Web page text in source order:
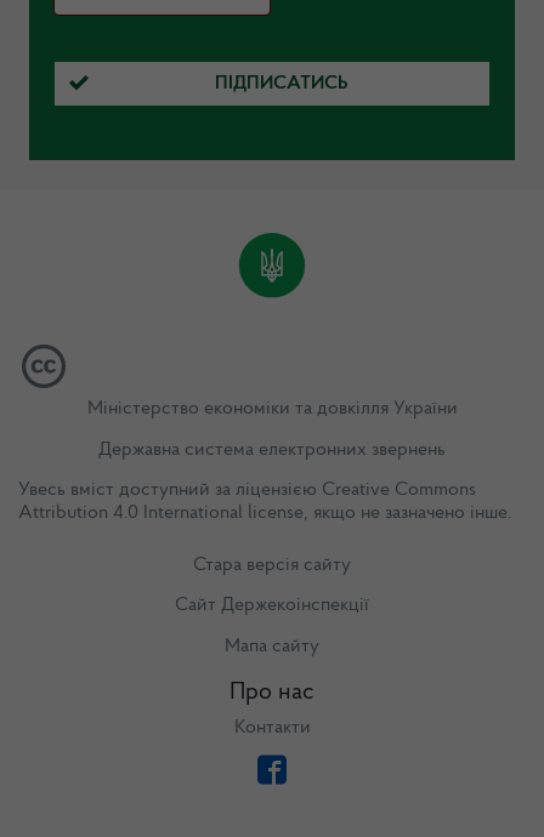
ПІДПИСАТИСЬ
Міністерство економіки та довкілля України
Державна система електронних звернень
Увесь вміст доступний за ліцензією Creative Commons
Attribution 4.0 International license, якщо не зазначено інше.
Стара версія сайту
Сайт Держекоінспекції
Мапа сайту
Про нас
Контакти